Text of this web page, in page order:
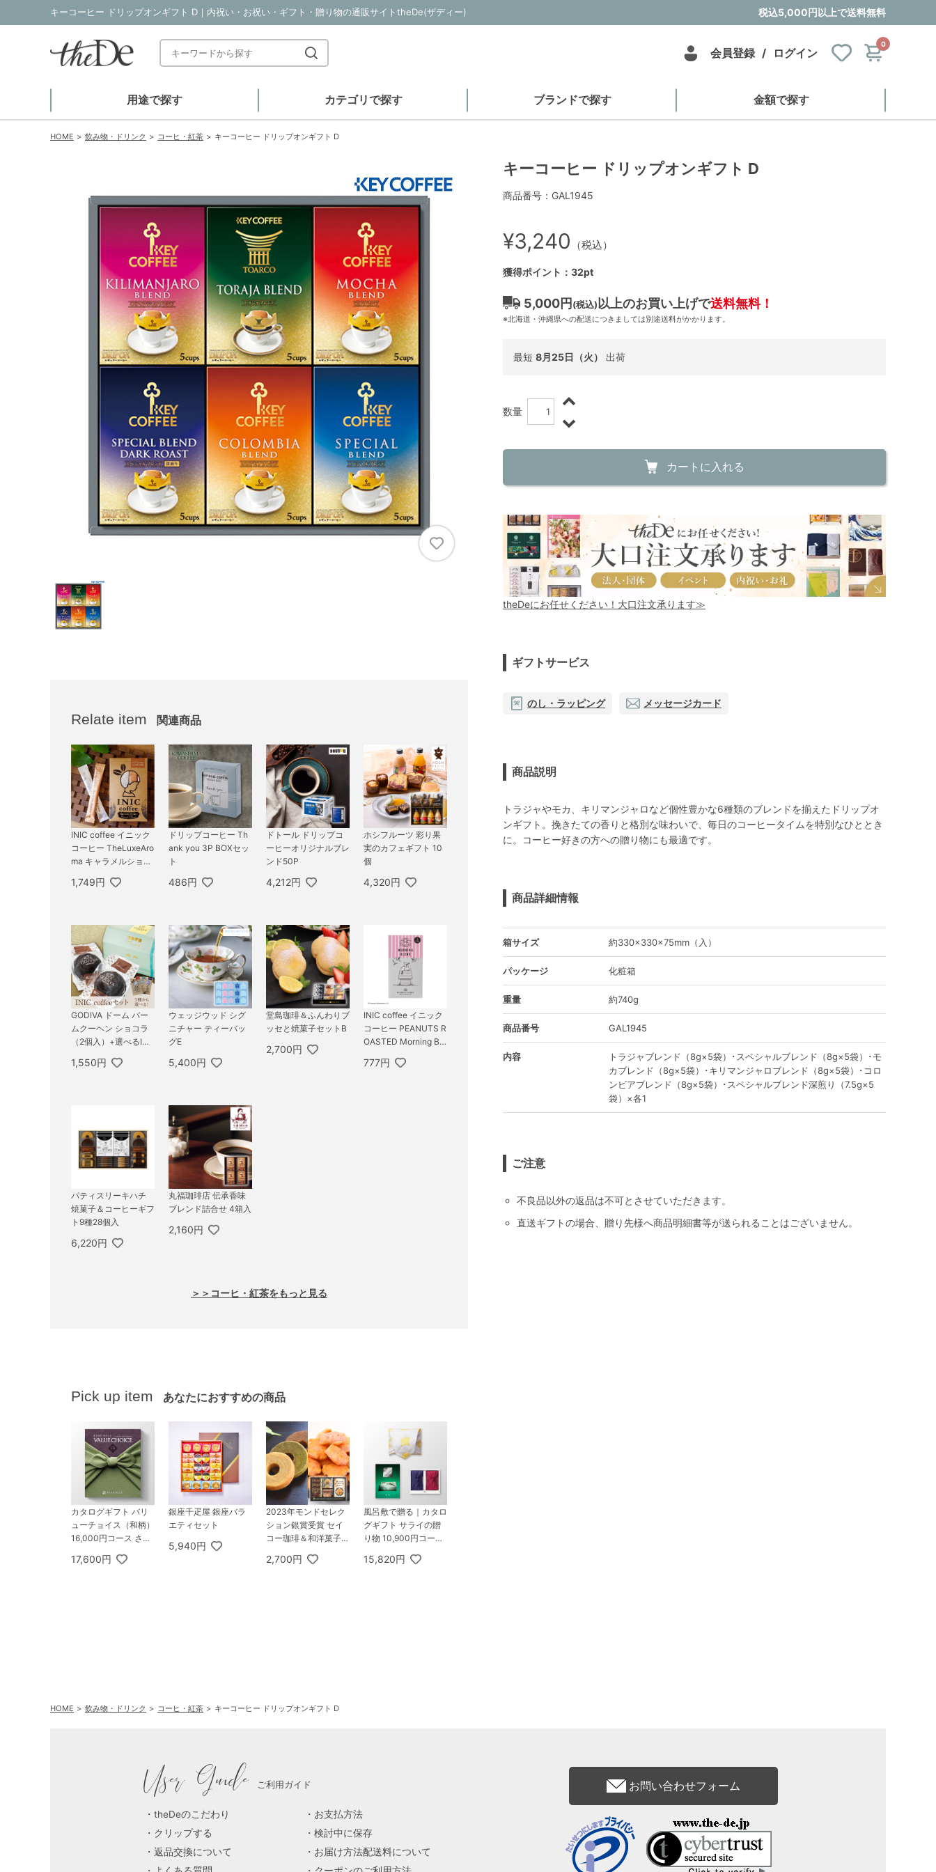
キーコーヒー ドリップオンギフト D｜内祝い・お祝い・ギフト・贈り物の通販サイトtheDe(ザディー) 税込5,000円以上で送料無料
会員登録 / ログイン
0
用途で探す カテゴリで探す ブランドで探す 金額で探す
HOME 飲み物・ドリンク コーヒ・紅茶 キーコーヒー ドリップオンギフト D
Relate item 関連商品
INIC coffee イニック
コーヒー TheLuxeAro
ma キャラメルショコ
送
1,749円
ドリップコーヒー Th
ank you 3P BOXセッ
ト
486円
ドトール ドリップコ
ーヒーオリジナルブレ
ンド50P
4,212円
ホシフルーツ 彩り果
実のカフェギフト 10
個
4,320円
GODIVA ドーム バー
ムクーヘン ショコラ
（2個入）+選べるINI
ーズ
1,550円
ウェッジウッド シグ
ニチャー ティーバッ
グE
5,400円
堂島珈琲＆ふんわりブ
ッセと焼菓子セットB
2,700円
INIC coffee イニック
コーヒー PEANUTS R
OASTED Morning Ble
777円
パティスリーキハチ
焼菓子＆コーヒーギフ
ト9種28個入
6,220円
丸福珈琲店 伝承香味
ブレンド詰合せ 4箱入
2,160円
＞＞コーヒ・紅茶をもっと見る
Pick up item あなたにおすすめの商品
カタログギフト バリ
ューチョイス（和柄）
16,000円コース ささ
17,600円
銀座千疋屋 銀座バラ
エティセット
5,940円
2023年モンドセレク
ション銀賞受賞 セイ
コー珈琲＆和洋菓子セ
2,700円
風呂敷で贈る｜カタロ
グギフト サライの贈
り物 10,900円コース
瑞穂の恵みA
15,820円
キーコーヒー ドリップオンギフト D
商品番号：GAL1945
¥3,240 （税込）
獲得ポイント：32pt
5,000円 (税込) 以上のお買い上げで送料無料！
※北海道・沖縄県への配送につきましては別途送料がかかります。
最短 8月25日（火） 出荷
数量
カートに入れる
theDeにお任せください！大口注文承ります≫
ギフトサービス
のし・ラッピング メッセージカード
商品説明
トラジャやモカ、キリマンジャロなど個性豊かな6種類のブレンドを揃えたドリップオ
ンギフト。挽きたての香りと格別な味わいで、毎日のコーヒータイムを特別なひととき
に。コーヒー好きの方への贈り物にも最適です。
商品詳細情報
箱サイズ 約330×330×75mm（入）
パッケージ 化粧箱
重量 約740g
商品番号 GAL1945
内容
トラジャブレンド（8g×5袋）･スペシャルブレンド（8g×5袋）･モ
カブレンド（8g×5袋）･キリマンジャロブレンド（8g×5袋）･コロ
ンビアブレンド（8g×5袋）･スペシャルブレンド深煎り（7.5g×5
袋）×各1
ご注意
不良品以外の返品は不可とさせていただきます。
直送ギフトの場合、贈り先様へ商品明細書等が送られることはございません。
HOME 飲み物・ドリンク コーヒ・紅茶 キーコーヒー ドリップオンギフト D
User Guide ご利用ガイド
theDeのこだわり
お支払方法
クリップする
検討中に保存
返品交換について
お届け方法配送料について
お問い合わせフォーム